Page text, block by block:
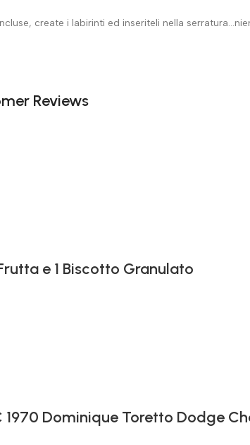
create i labirinti ed inseriteli nella
Reviews
e 1 Biscotto Granulato
Dominique Toretto Dodge